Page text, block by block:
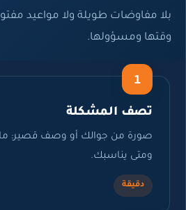
مفاوضات طويلة ولا مواعيد مفتوحة
ومسؤولها.
1
تصف المشكلة
صورة من جوالك أو وصف قصير: ما
ومتى يناسبك.
دقيقة